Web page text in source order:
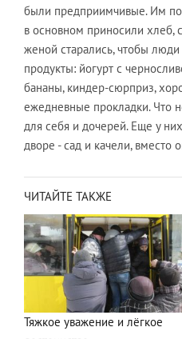
были предприимчивые. Им
в основном приносили хлеб,
женой старались, чтобы
продукты: йогурт с
бананы, киндер-сюрприз,
ежедневные прокладки. Что
для себя и дочерей. Еще у
дворе - сад и качели, вместо
ЧИТАЙТЕ ТАКЖЕ
Тяжкое уважение и лёгкое